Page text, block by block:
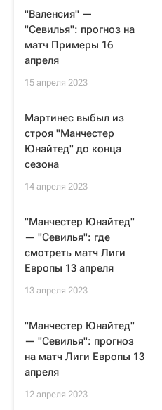
"Валенсия" —
"Севилья": прогноз на
матч Примеры 16
апреля
15 апреля 2023
Мартинес выбыл из
строя "Манчестер
Юнайтед" до конца
сезона
14 апреля 2023
"Манчестер Юнайтед"
— "Севилья": где
смотреть матч Лиги
Европы 13 апреля
13 апреля 2023
"Манчестер Юнайтед"
— "Севилья": прогноз
на матч Лиги Европы 13
апреля
12 апреля 2023